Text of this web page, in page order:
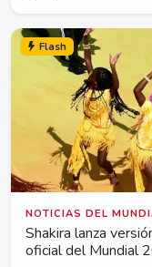
Flash
NOTICIAS DEL
Shakira lanza
oficial del Mundial